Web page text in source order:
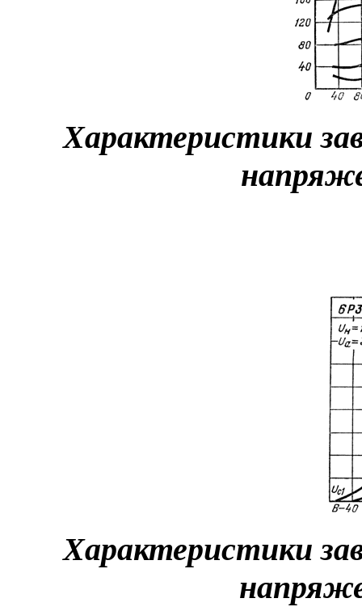
Характеристики
Характеристики